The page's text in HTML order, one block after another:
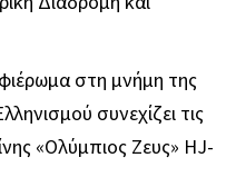
στη μνήμη της
συνεχίζει τις
«Ολύμπιος Ζευς» HJ-